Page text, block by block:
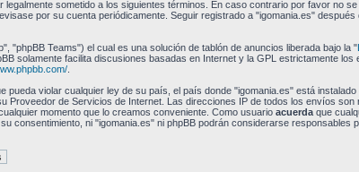
legalmente sometido a los siguientes términos. En caso contrario por favor no
por su cuenta periódicamente. Seguir registrado a "igomania.es" después
Teams") el cual es una solución de tablón de anuncios liberada bajo la "
solamente facilita discusiones basadas en Internet y la GPL estrictamente los
.
violar cualquier ley de su país, el país donde "igomania.es" está instalado
Proveedor de Servicios de Internet. Las direcciones IP de todos los envíos son
momento que lo creamos conveniente. Como usuario acuerdaque
consentimiento, ni "igomania.es" ni phpBB podrán considerarse responsables